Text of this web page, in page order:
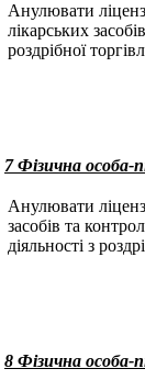
Анулювати
лікарських
роздрібної
7 Фізична особа-
Анулювати
засобів та
діяльності з
8 Фізична особа-